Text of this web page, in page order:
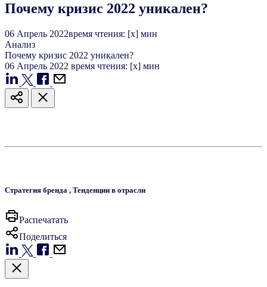
Почему кризис 2022 уникален?
06 Апрель 2022время чтения: [x] мин
Анализ
Почему кризис 2022 уникален?
06 Апрель 2022 время чтения: [x] мин
Стратегия бренда , Тенденции в отрасли
Распечатать
Поделиться